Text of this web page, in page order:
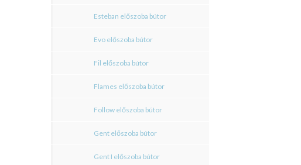
Esteban előszoba bútor
Evo előszoba bútor
Fil előszoba bútor
Flames előszoba bútor
Follow előszoba bútor
Gent előszoba bútor
Gent I előszoba bútor